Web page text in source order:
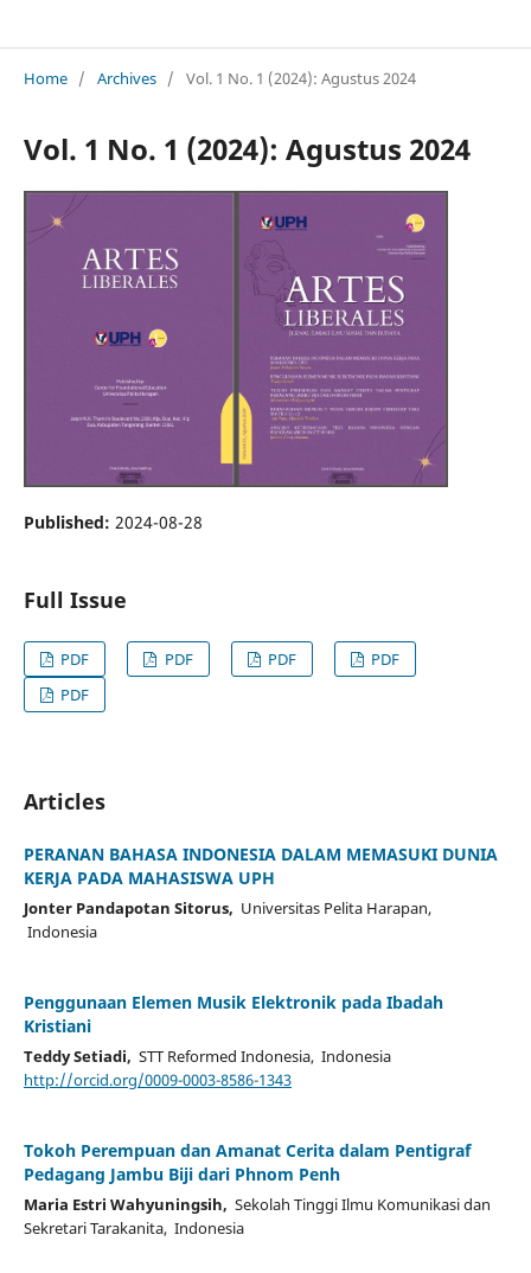
Home / Archives / Vol. 1 No. 1 (2024): Agustus 2024
Vol. 1 No. 1 (2024): Agustus 2024
Published: 2024-08-28
Full Issue
PDF PDF PDF
PDF
PDF
Articles
PERANAN BAHASA INDONESIA DALAM MEMASUKI DUNIA
KERJA PADA MAHASISWA UPH
Jonter Pandapotan Sitorus, Universitas Pelita Harapan,
Indonesia
Penggunaan Elemen Musik Elektronik pada Ibadah
Kristiani
Teddy Setiadi, STT Reformed Indonesia, Indonesia
http://orcid.org/0009-0003-8586-1343
Tokoh Perempuan dan Amanat Cerita dalam Pentigraf
Pedagang Jambu Biji dari Phnom Penh
Maria Estri Wahyuningsih, Sekolah Tinggi Ilmu Komunikasi dan
Sekretari Tarakanita, Indonesia